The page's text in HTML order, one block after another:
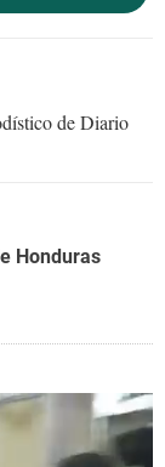
de Diario
Honduras